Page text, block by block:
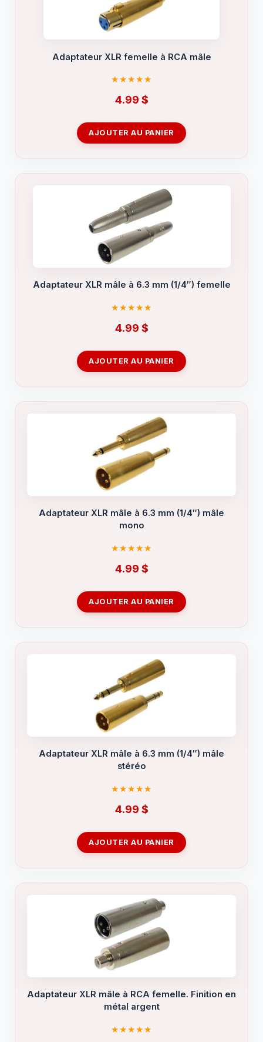
Adaptateur XLR femelle à RCA mâle
4.99 $
AJOUTER AU PANIER
Adaptateur XLR mâle à 6.3 mm (1/4″) femelle
4.99 $
AJOUTER AU PANIER
Adaptateur XLR mâle à 6.3 mm (1/4″) mâle
mono
4.99 $
AJOUTER AU PANIER
Adaptateur XLR mâle à 6.3 mm (1/4″) mâle
stéréo
4.99 $
AJOUTER AU PANIER
Adaptateur XLR mâle à RCA femelle. Finition en
métal argent